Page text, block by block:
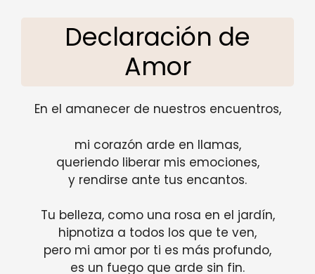
Declaración de
Amor
En el amanecer de nuestros encuentros,
mi corazón arde en llamas,
queriendo liberar mis emociones,
y rendirse ante tus encantos.
Tu belleza, como una rosa en el jardín,
hipnotiza a todos los que te ven,
pero mi amor por ti es más profundo,
es un fuego que arde sin fin.